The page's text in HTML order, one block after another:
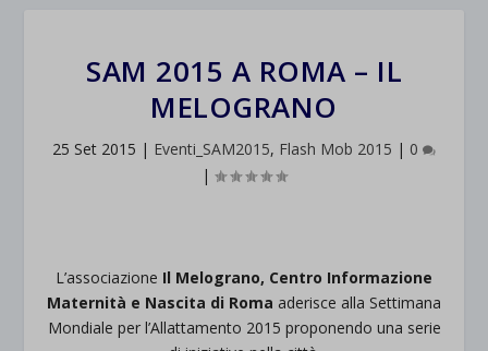
SAM 2015 A ROMA – IL
MELOGRANO
25 Set 2015 | Eventi_SAM2015, Flash Mob 2015 | 0
|
L’associazione Il Melograno, Centro Informazione
Maternità e Nascita di Roma aderisce alla Settimana
Mondiale per l’Allattamento 2015 proponendo una serie